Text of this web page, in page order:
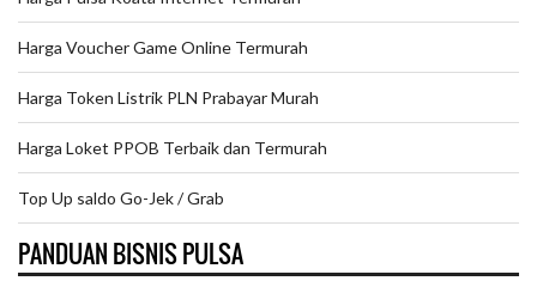
Harga Voucher Game Online Termurah
Harga Token Listrik PLN Prabayar Murah
Harga Loket PPOB Terbaik dan Termurah
Top Up saldo Go-Jek / Grab
PANDUAN BISNIS PULSA